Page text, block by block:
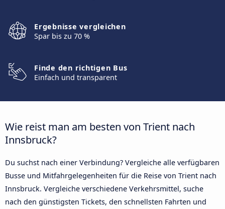
Ergebnisse vergleichen
Spar bis zu 70 %
Finde den richtigen Bus
Einfach und transparent
Wie reist man am besten von Trient nach
Innsbruck?
Du suchst nach einer Verbindung? Vergleiche alle verfügbaren
Busse und Mitfahrgelegenheiten für die Reise von Trient nach
Innsbruck. Vergleiche verschiedene Verkehrsmittel, suche
nach den günstigsten Tickets, den schnellsten Fahrten und